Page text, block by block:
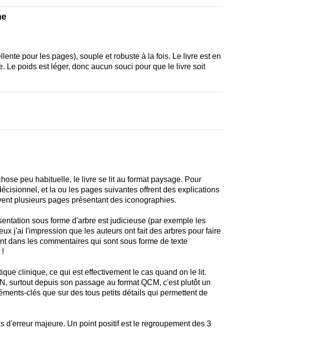
pour les pages), souple et robuste à la fois. Le livre est en
Le poids est léger, donc aucun souci pour que le livre soit
peu habituelle, le livre se lit au format paysage. Pour
et la ou les pages suivantes offrent des explications
plusieurs pages présentant des iconographies.
sous forme d'arbre est judicieuse (par exemple les
j'ai l'impression que les auteurs ont fait des arbres pour faire
dans les commentaires qui sont sous forme de texte
!
clinique, ce qui est effectivement le cas quand on le lit.
surtout depuis son passage au format QCM, c'est plutôt un
clés que sur des tous petits détails qui permettent de
d'erreur majeure. Un point positif est le regroupement des 3